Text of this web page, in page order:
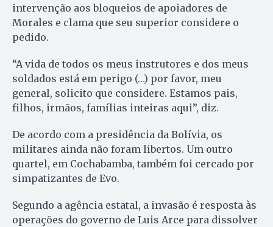
intervenção aos bloqueios de apoiadores de
Morales e clama que seu superior considere o
pedido.
“A vida de todos os meus instrutores e dos meus
soldados está em perigo (…) por favor, meu
general, solicito que considere. Estamos pais,
filhos, irmãos, famílias inteiras aqui”, diz.
De acordo com a presidência da Bolívia, os
militares ainda não foram libertos. Um outro
quartel, em Cochabamba, também foi cercado por
simpatizantes de Evo.
Segundo a agência estatal, a invasão é resposta às
operações do governo de Luis Arce para dissolver